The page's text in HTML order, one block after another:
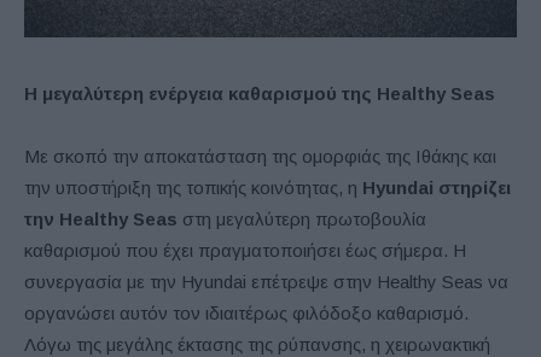
Η μεγαλύτερη ενέργεια καθαρισμού της Healthy Seas
Με σκοπό την αποκατάσταση της ομορφιάς της Ιθάκης και
την υποστήριξη της τοπικής κοινότητας, η Hyundai στηρίζει
την Healthy Seas στη μεγαλύτερη πρωτοβουλία
καθαρισμού που έχει πραγματοποιήσει έως σήμερα. Η
συνεργασία με την Hyundai επέτρεψε στην Healthy Seas να
οργανώσει αυτόν τον ιδιαιτέρως φιλόδοξο καθαρισμό.
Λόγω της μεγάλης έκτασης της ρύπανσης, η χειρωνακτική